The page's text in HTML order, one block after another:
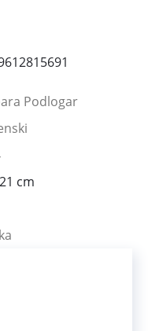
Podlogar
cm